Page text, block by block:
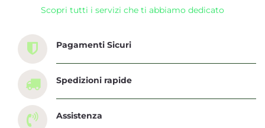
Scopri tutti i servizi che ti abbiamo dedicato
Pagamenti Sicuri
Spedizioni rapide
Assistenza